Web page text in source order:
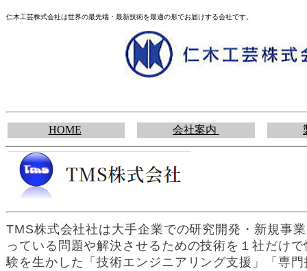
仁木工芸株式会社は世界の最先端・最新技術を最適の形でお届けする会社です。
HOME 会社案内
TMS株式会社社は大手企業での研究開発・新規事
っている問題や解決させるための技術を１社だけ
験を生かした「技術エンジニアリング支援」「専